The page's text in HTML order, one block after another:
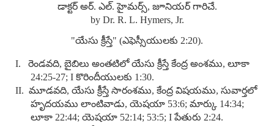
డాక్టర్ అర్. ఎల్. హైమర్స్, జూనియర్ గారిచే.
by Dr. R. L. Hymers, Jr.
"యేసు క్రీస్తే" (ఎఫెస్సీయులకు 2:20).
I. రెండవది, బైబిలు అంతటిలో యేసు క్రీస్తే కేంద్ర అంశము, లూకా
24:25-27; I కొరిందీయులకు 1:30.
II. మూడవది, యేసు క్రీస్తే సారంశము, కేంద్ర విషయము, సువార్తలో
హృదయము లాంటివాడు, యెషయా 53:6; మార్కు 14:34;
లూకా 22:44; యెషయా 52:14; 53:5; I పేతురు 2:24.